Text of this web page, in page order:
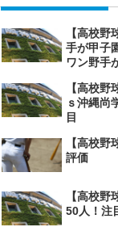
【高校
手が甲子
ワン野手
【高校野
ｓ沖縄尚
目
【高校
評価
【高校
50人！注